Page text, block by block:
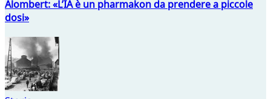
Alombert: «L’IA è un pharmakon da prendere a piccole
dosi»